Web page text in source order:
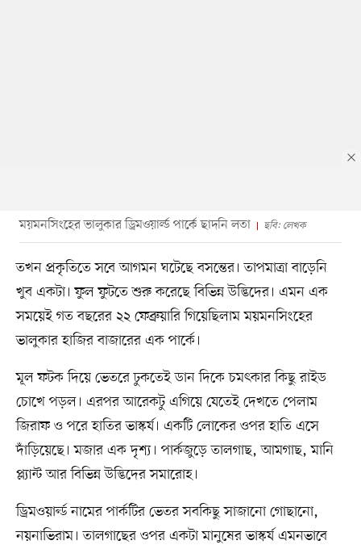
ময়মনসিংহের ভালুকার ড্রিমওয়ার্ল্ড পার্কে ছাদনি লতা ছবি: লেখক
তখন প্রকৃতিতে সবে আগমন ঘটেছে বসন্তের। তাপমাত্রা বাড়েনি
খুব একটা। ফুল ফুটতে শুরু করেছে বিভিন্ন উদ্ভিদের। এমন এক
সময়েই গত বছরের ২২ ফেব্রুয়ারি গিয়েছিলাম ময়মনসিংহের
ভালুকার হাজির বাজারের এক পার্কে।
মূল ফটক দিয়ে ভেতরে ঢুকতেই ডান দিকে চমৎকার কিছু রাইড
চোখে পড়ল। এরপর আরেকটু এগিয়ে যেতেই দেখতে পেলাম
জিরাফ ও পরে হাতির ভাস্কর্য। একটি লোকের ওপর হাতি এসে
দাঁড়িয়েছে। মজার এক দৃশ্য। পার্কজুড়ে তালগাছ, আমগাছ, মানি
প্ল্যান্ট আর বিভিন্ন উদ্ভিদের সমারোহ।
ড্রিমওয়ার্ল্ড নামের পার্কটির ভেতর সবকিছু সাজানো গোছানো,
নয়নাভিরাম। তালগাছের ওপর একটা মানুষের ভাস্কর্য এমনভাবে